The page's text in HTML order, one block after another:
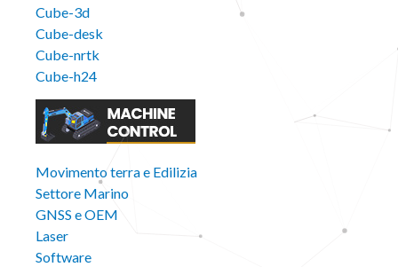
Cube-3d
Cube-desk
Cube-nrtk
Cube-h24
Movimento terra e Edilizia
Settore Marino
GNSS e OEM
Laser
Software